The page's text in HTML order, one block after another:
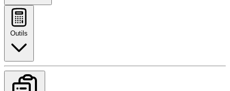
Outils